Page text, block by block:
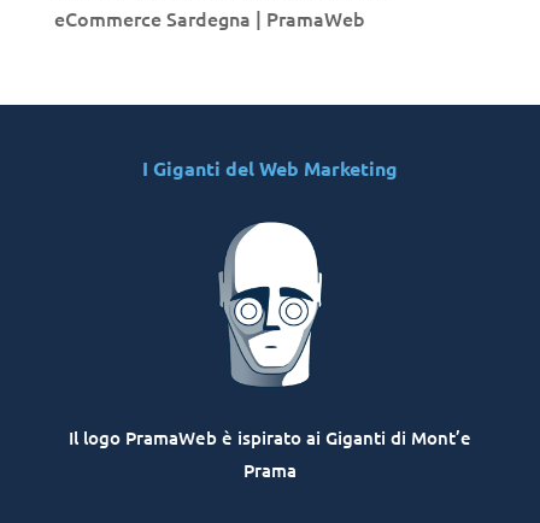
eCommerce Sardegna | PramaWeb
I Giganti del Web Marketing
Il logo PramaWeb è ispirato ai Giganti di Mont’e
Prama